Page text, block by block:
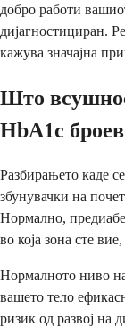
добро работи
дијагностициран.
кажува значајна
Што
HbA1c
Разбирањето каде
збунувачки на
Нормално,
во која зона сте
Нормалното ниво
вашето тело
ризик од развој на